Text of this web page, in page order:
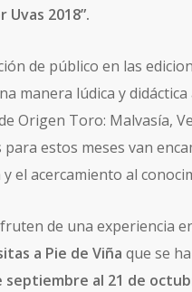
Uvas 2018”.
de público en las
manera lúdica y
Origen Toro: Malvasía,
estos meses van
el acercamiento al
de una experiencia
a Pie de Viña que se
al 21 de